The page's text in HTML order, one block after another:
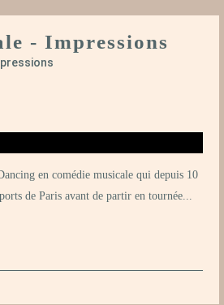
- Impressions
en comédie musicale qui depuis 10
de Paris avant de partir en tournée...